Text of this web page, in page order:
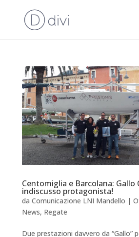
Centomiglia e Barcolana: Gallo
indiscusso protagonista!
da Comunicazione LNI Mandello |
News, Regate
Due prestazioni davvero da “Gallo”